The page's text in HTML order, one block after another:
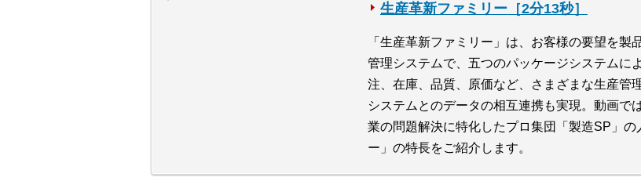
生産革新ファミリー［2分13秒］
「生産革新ファミリー」は、お客様の要望を
管理システムで、五つのパッケージシステムに
注、在庫、品質、原価など、さまざまな生産管
システムとのデータの相互連携も実現。動画で
業の問題解決に特化したプロ集団「製造SP」
ー」の特長をご紹介します。